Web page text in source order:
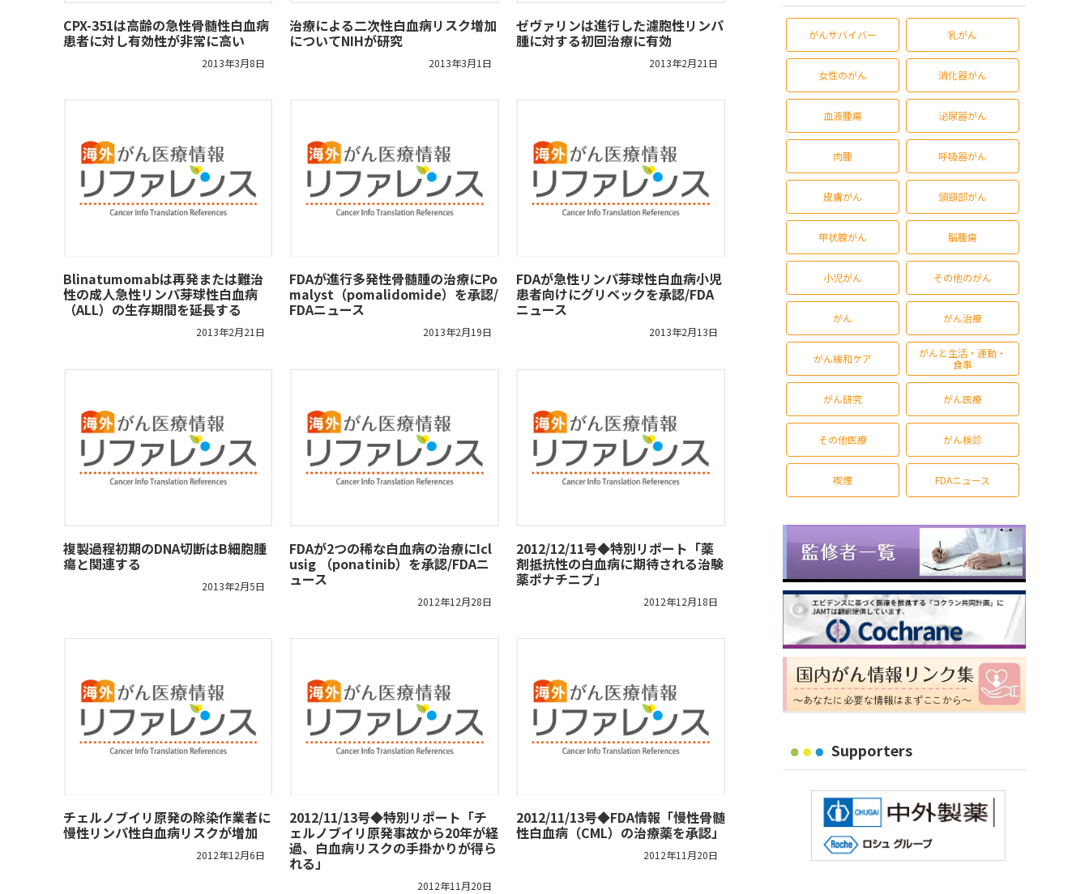
CPX-351は高齢の急性骨髄性白血病
患者に対し有効性が非常に高い
2013年3月8日
治療による二次性白血病リスク増加
についてNIHが研究
2013年3月1日
ゼヴァリンは進行した濾胞性リンパ
腫に対する初回治療に有効
2013年2月21日
Blinatumomabは再発または難治
性の成人急性リンパ芽球性白血病
（ALL）の生存期間を延長する
2013年2月21日
FDAが進行多発性骨髄腫の治療にPo
malyst（pomalidomide）を承認/
FDAニュース
2013年2月19日
FDAが急性リンパ芽球性白血病小児
患者向けにグリベックを承認/FDA
ニュース
2013年2月13日
複製過程初期のDNA切断はB細胞腫
瘍と関連する
2013年2月5日
FDAが2つの稀な白血病の治療にIcl
usig （ponatinib）を承認/FDAニ
ュース
2012年12月28日
2012/12/11号◆特別リポート「薬
剤抵抗性の白血病に期待される治験
薬ポナチニブ」
2012年12月18日
チェルノブイリ原発の除染作業者に
慢性リンパ性白血病リスクが増加
2012年12月6日
2012/11/13号◆特別リポート「チ
ェルノブイリ原発事故から20年が経
過、白血病リスクの手掛かりが得ら
れる」
2012年11月20日
2012/11/13号◆FDA情報「慢性骨髄
性白血病（CML）の治療薬を承認」
2012年11月20日
がんサバイバー 乳がん
女性のがん 消化器がん
血液腫瘍 泌尿器がん
肉腫 呼吸器がん
皮膚がん 頭頸部がん
甲状腺がん 脳腫瘍
小児がん その他のがん
がん がん治療
がん緩和ケア
がんと生活・運動・
食事
がん研究 がん医療
その他医療 がん検診
喫煙 FDAニュース
Supporters